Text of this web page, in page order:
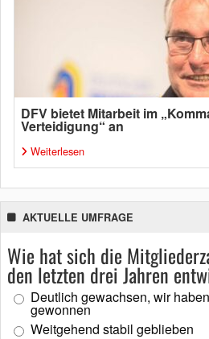
DFV bietet Mitarbeit im
Verteidigung“ an
Weiterlesen
AKTUELLE UMFRAGE
Wie hat sich die
den letzten drei Jahren
Deutlich gewachsen, wir
gewonnen
Weitgehend stabil geblieben